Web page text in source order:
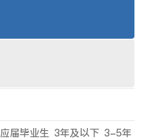
应届毕业生 3年及以下 3-5年